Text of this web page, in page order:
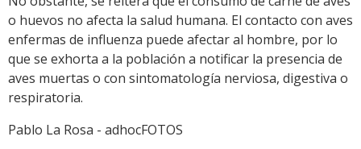
o huevos no afecta la salud humana. El contacto con aves
enfermas de influenza puede afectar al hombre, por lo
que se exhorta a la población a notificar la presencia de
aves muertas o con sintomatología nerviosa, digestiva o
respiratoria.
Pablo La Rosa - adhocFOTOS